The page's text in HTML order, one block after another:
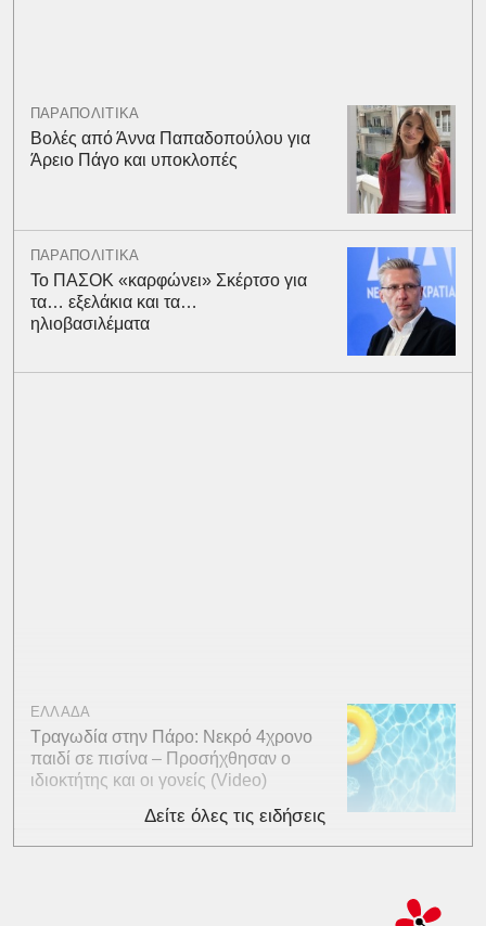
ΠΑΡΑΠΟΛΙΤΙΚΑ
Βολές από Άννα Παπαδοπούλου για
Άρειο Πάγο και υποκλοπές
ΠΑΡΑΠΟΛΙΤΙΚΑ
Το ΠΑΣΟΚ «καρφώνει» Σκέρτσο για
τα… εξελάκια και τα…
ηλιοβασιλέματα
ΕΛΛΑΔΑ
Τραγωδία στην Πάρο: Νεκρό 4χρονο
παιδί σε πισίνα – Προσήχθησαν ο
ιδιοκτήτης και οι γονείς (Video)
Δείτε όλες τις ειδήσεις